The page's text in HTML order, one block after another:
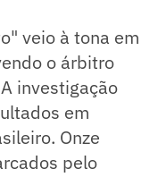
veio à tona em
o árbitro
investigação
em
Onze
pelo